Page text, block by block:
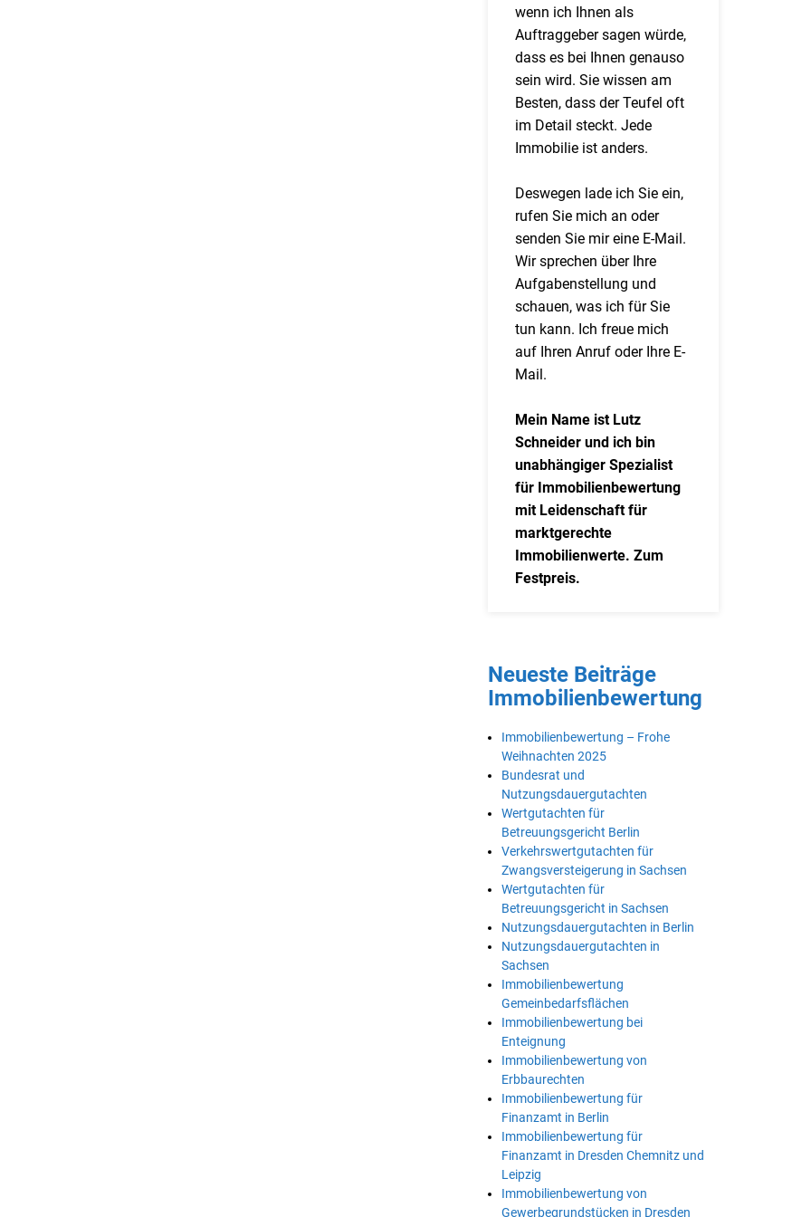
wenn ich Ihnen als
Auftraggeber sagen würde,
dass es bei Ihnen genauso
sein wird. Sie wissen am
Besten, dass der Teufel oft
im Detail steckt. Jede
Immobilie ist anders.
Deswegen lade ich Sie ein,
rufen Sie mich an oder
senden Sie mir eine E-Mail.
Wir sprechen über Ihre
Aufgabenstellung und
schauen, was ich für Sie
tun kann. Ich freue mich
auf Ihren Anruf oder Ihre E-
Mail.
Mein Name ist Lutz
Schneider und ich bin
unabhängiger Spezialist
für Immobilienbewertung
mit Leidenschaft für
marktgerechte
Immobilienwerte. Zum
Festpreis.
Neueste Beiträge
Immobilienbewertung
Immobilienbewertung – Frohe
Weihnachten 2025
Bundesrat und
Nutzungsdauergutachten
Wertgutachten für
Betreuungsgericht Berlin
Verkehrswertgutachten für
Zwangsversteigerung in Sachsen
Wertgutachten für
Betreuungsgericht in Sachsen
Nutzungsdauergutachten in Berlin
Nutzungsdauergutachten in
Sachsen
Immobilienbewertung
Gemeinbedarfsflächen
Immobilienbewertung bei
Enteignung
Immobilienbewertung von
Erbbaurechten
Immobilienbewertung für
Finanzamt in Berlin
Immobilienbewertung für
Finanzamt in Dresden Chemnitz und
Leipzig
Immobilienbewertung von
Gewerbegrundstücken in Dresden